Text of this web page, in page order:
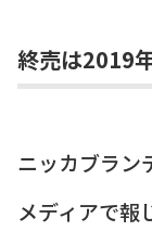
終売は2019
ニッカブラン
メディアで報